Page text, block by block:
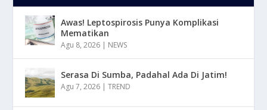
Awas! Leptospirosis Punya Komplikasi
Mematikan
Agu 8, 2026 | NEWS
Serasa Di Sumba, Padahal Ada Di Jatim!
Agu 7, 2026 |TREND